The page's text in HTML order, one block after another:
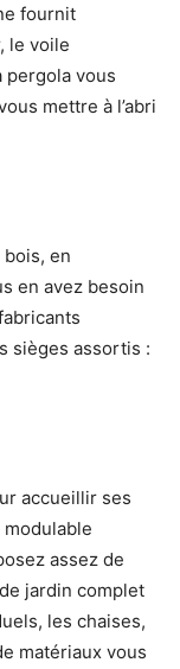
fournit
le voile
pergola vous
mettre à l’abri
en
en avez besoin
sièges assortis :
accueillir ses
assez de
jardin complet
les chaises,
matériaux vous